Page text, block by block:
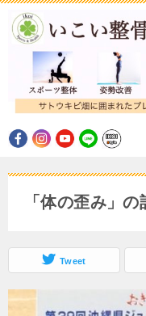
「体の歪み」
Tweet